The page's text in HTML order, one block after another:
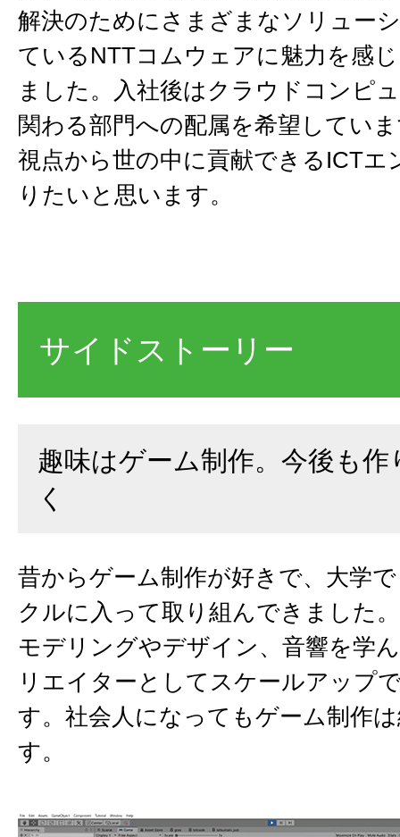
解決のためにさまざまなソリュー
ているNTTコムウェアに魅力を感
ました。入社後はクラウドコンピ
関わる部門への配属を希望してい
視点から世の中に貢献できるICTエ
りたいと思います。
サイドストーリー
趣味はゲーム制作。今後も作
く
昔からゲーム制作が好きで、大学
クルに入って取り組んできました
モデリングやデザイン、音響を学
リエイターとしてスケールアップ
す。社会人になってもゲーム制作
す。